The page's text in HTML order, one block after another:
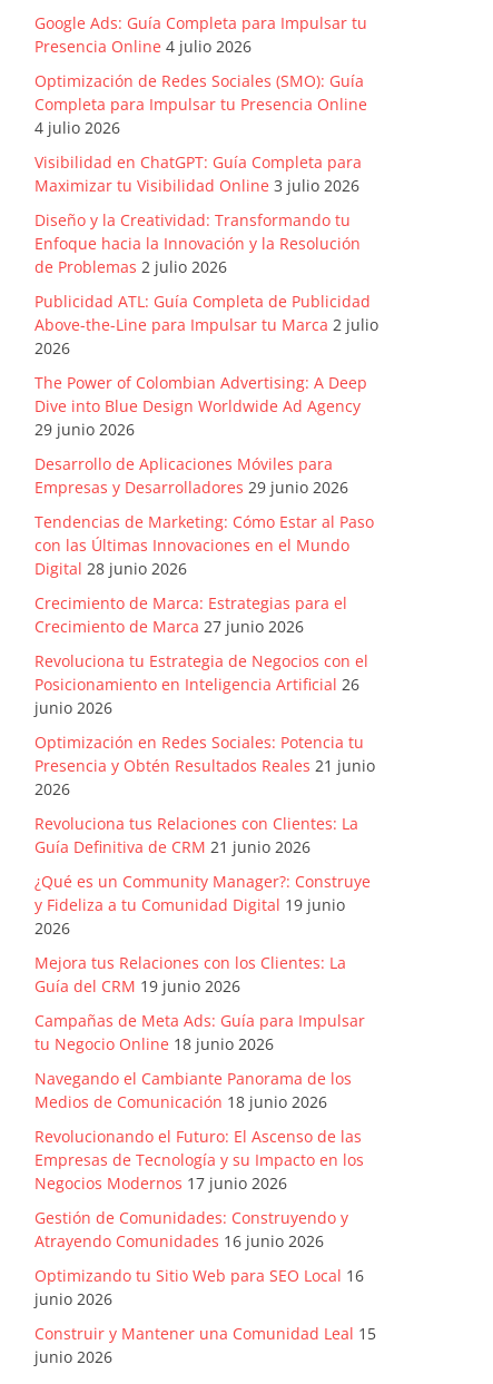
Google Ads: Guía Completa para Impulsar tu
Presencia Online 4 julio 2026
Optimización de Redes Sociales (SMO): Guía
Completa para Impulsar tu Presencia Online
4 julio 2026
Visibilidad en ChatGPT: Guía Completa para
Maximizar tu Visibilidad Online 3 julio 2026
Diseño y la Creatividad: Transformando tu
Enfoque hacia la Innovación y la Resolución
de Problemas 2 julio 2026
Publicidad ATL: Guía Completa de Publicidad
Above-the-Line para Impulsar tu Marca 2 julio
2026
The Power of Colombian Advertising: A Deep
Dive into Blue Design Worldwide Ad Agency
29 junio 2026
Desarrollo de Aplicaciones Móviles para
Empresas y Desarrolladores 29 junio 2026
Tendencias de Marketing: Cómo Estar al Paso
con las Últimas Innovaciones en el Mundo
Digital 28 junio 2026
Crecimiento de Marca: Estrategias para el
Crecimiento de Marca 27 junio 2026
Revoluciona tu Estrategia de Negocios con el
Posicionamiento en Inteligencia Artificial 26
junio 2026
Optimización en Redes Sociales: Potencia tu
Presencia y Obtén Resultados Reales 21 junio
2026
Revoluciona tus Relaciones con Clientes: La
Guía Definitiva de CRM 21 junio 2026
¿Qué es un Community Manager?: Construye
y Fideliza a tu Comunidad Digital 19 junio
2026
Mejora tus Relaciones con los Clientes: La
Guía del CRM 19 junio 2026
Campañas de Meta Ads: Guía para Impulsar
tu Negocio Online 18 junio 2026
Navegando el Cambiante Panorama de los
Medios de Comunicación 18 junio 2026
Revolucionando el Futuro: El Ascenso de las
Empresas de Tecnología y su Impacto en los
Negocios Modernos 17 junio 2026
Gestión de Comunidades: Construyendo y
Atrayendo Comunidades 16 junio 2026
Optimizando tu Sitio Web para SEO Local 16
junio 2026
Construir y Mantener una Comunidad Leal 15
junio 2026